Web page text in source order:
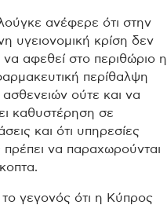
ανέφερε ότι στην
υγειονομική κρίση δεν
να αφεθεί στο περιθώριο η
περίθαλψη
ούτε και να
καθυστέρηση σε
και ότι υπηρεσίες
πρέπει να παραχωρούνται
γεγονός ότι η Κύπρος